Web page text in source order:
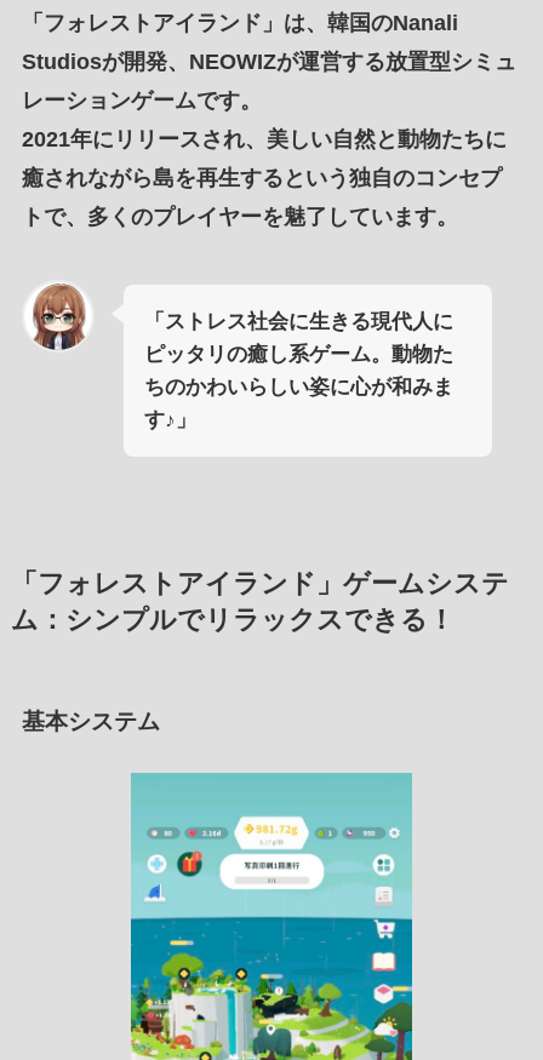
「 フォレストアイランド 」は、 韓国のNanali
Studiosが開発、 NEOWIZが運営する放置型シミュ
レーションゲームです。
2021年にリリースされ、 美しい自然と動物たちに
癒されながら島を再生するという独自のコンセプ
ト で、 多くのプレイヤーを魅了 しています。
「ストレス社会に生きる現代人に
ピッタリの癒し系ゲーム。動物た
ちのかわいらしい姿に心が和みま
す♪」
「フォレストアイランド」ゲームシステ
ム：シンプルでリラックスできる！
基本システム